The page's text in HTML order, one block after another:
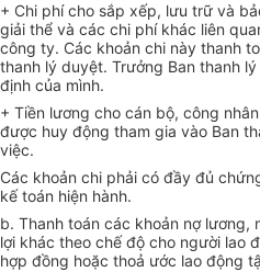
+ Chi phí cho sắp xếp, lưu trữ và
giải thể và các chi phí khác liên
công ty. Các khoản chi này thanh
thanh lý duyệt. Trưởng Ban thanh
định của mình.
+ Tiền lương cho cán bộ, công
được huy động tham gia vào Ban
việc.
Các khoản chi phải có đầy đủ
kế toán hiện hành.
b. Thanh toán các khoản nợ lương,
lợi khác theo chế độ cho người lao
hợp đồng hoặc thoả ước lao động